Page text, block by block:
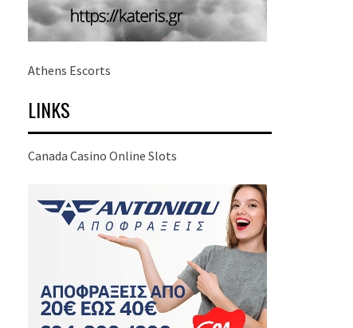
Athens Escorts
LINKS
Canada Casino Online Slots